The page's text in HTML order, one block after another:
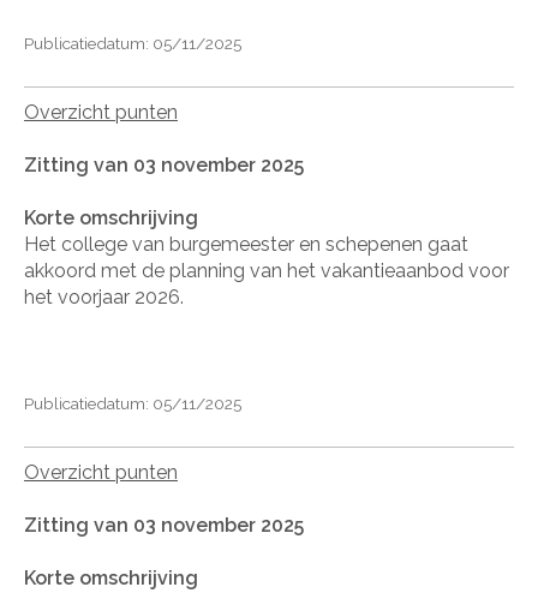
Publicatiedatum: 05/11/2025
Overzicht punten
Zitting van 03 november 2025
Korte omschrijving
Het college van burgemeester en schepenen gaat
akkoord met de planning van het vakantieaanbod voor
het voorjaar 2026.
Publicatiedatum: 05/11/2025
Overzicht punten
Zitting van 03 november 2025
Korte omschrijving